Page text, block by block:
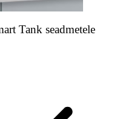
Tank seadmetele